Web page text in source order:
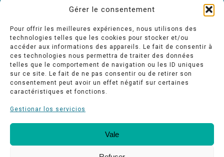
Gérer le consentement
Pour offrir les meilleures expériences, nous utilisons des
technologies telles que les cookies pour stocker et/ou
accéder aux informations des appareils. Le fait de consentir à
ces technologies nous permettra de traiter des données
telles que le comportement de navigation ou les ID uniques
sur ce site. Le fait de ne pas consentir ou de retirer son
consentement peut avoir un effet négatif sur certaines
caractéristiques et fonctions.
Gestionar los servicios
Vale
Oficina de Turismo
Nuestros compromisos de calidad